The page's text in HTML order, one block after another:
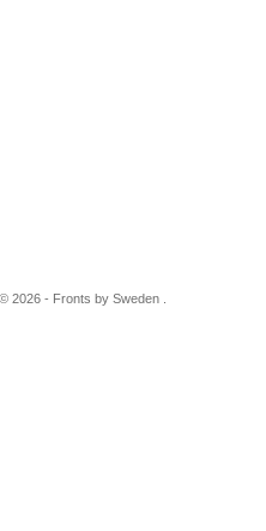
© 2026 - Fronts by Sweden .